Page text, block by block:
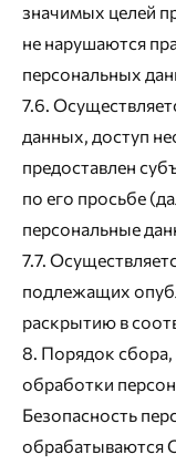
значимых целей
не нарушаются
персональных
7.6.
данных, доступ
предоставлен
по его просьбе
персональные
7.7.
подлежащих
раскрытию в
8. Порядок сбора,
обработки
Безопасность
обрабатываются